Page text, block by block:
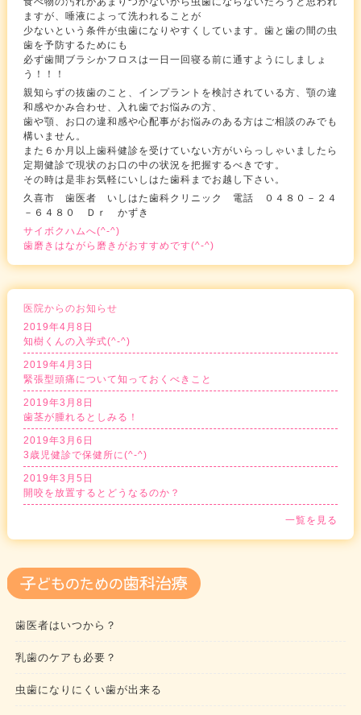
ますが、唾液によって洗われることが
少ないという条件が虫歯になりやすくしています。歯と歯の間の虫
歯を予防するためにも
必ず歯間ブラシかフロスは一日一回寝る前に通すようにしましょ
う！！！
親知らずの抜歯のこと、インプラントを検討されている方、顎の違
和感やかみ合わせ、入れ歯でお悩みの方、
歯や顎、お口の違和感や心配事がお悩みのある方はご相談のみでも
構いません。
また６か月以上歯科健診を受けていない方がいらっしゃいましたら
定期健診で現状のお口の中の状況を把握するべきです。
その時は是非お気軽にいしはた歯科までお越し下さい。
久喜市 歯医者 いしはた歯科クリニック 電話 ０４８０－２４
－６４８０ Ｄｒ かずき
サイボクハムへ(^-^)
歯磨きはながら磨きがおすすめです(^-^)
医院からのお知らせ
2019年4月8日
知樹くんの入学式(^-^)
2019年4月3日
緊張型頭痛について知っておくべきこと
2019年3月8日
歯茎が腫れるとしみる！
2019年3月6日
3歳児健診で保健所に(^-^)
2019年3月5日
開咬を放置するとどうなるのか？
一覧を見る
歯医者はいつから？
乳歯のケアも必要？
虫歯になりにくい歯が出来る